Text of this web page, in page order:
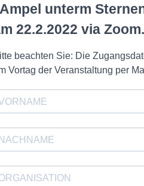
Ampel unterm
22.2.2022 via Zoom.
beachten Sie: Die
Vortag der Veranstaltung per